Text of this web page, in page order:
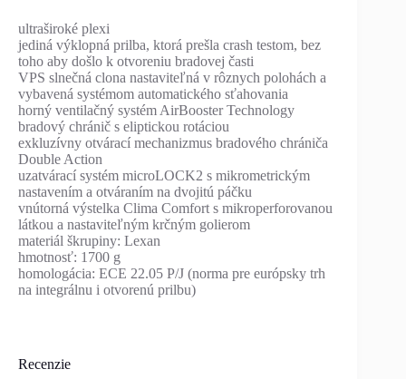
ultraširoké plexi
jediná výklopná prilba, ktorá prešla crash testom, bez
toho aby došlo k otvoreniu bradovej časti
VPS slnečná clona nastaviteľná v rôznych polohách a
vybavená systémom automatického sťahovania
horný ventilačný systém AirBooster Technology
bradový chránič s eliptickou rotáciou
exkluzívny otvárací mechanizmus bradového chrániča
Double Action
uzatvárací systém microLOCK2 s mikrometrickým
nastavením a otváraním na dvojitú páčku
vnútorná výstelka Clima Comfort s mikroperforovanou
látkou a nastaviteľným krčným golierom
materiál škrupiny: Lexan
hmotnosť: 1700 g
homologácia: ECE 22.05 P/J (norma pre európsky trh
na integrálnu i otvorenú prilbu)
Recenzie